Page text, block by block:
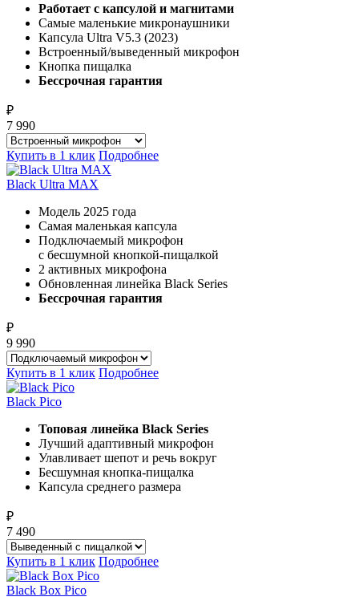
Работает с капсулой и магнитами
Самые маленькие микронаушники
Капсула Ultra V5.3 (2023)
Встроенный/выведенный микрофон
Кнопка пищалка
Бессрочная гарантия
₽
7 990
Купить в 1 клик Подробнее
Black Ultra MAX
Модель 2025 года
Самая маленькая капсула
Подключаемый микрофон
с бесшумной кнопкой-пищалкой
2 активных микрофона
Обновленная линейка Black Series
Бессрочная гарантия
₽
9 990
Купить в 1 клик Подробнее
Black Pico
Топовая линейка Black Series
Лучший адаптивный микрофон
Улавливает шепот и речь вокруг
Бесшумная кнопка-пищалка
Капсула среднего размера
₽
7 490
Купить в 1 клик Подробнее
Black Box Pico